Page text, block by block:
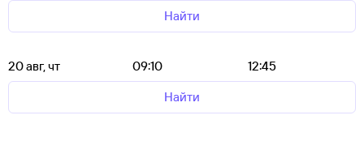
Найти
20 авг, чт 09:10
12:45
Найти